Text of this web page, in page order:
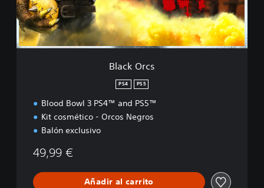
c
s
Black Orcs
PS4 PS5
Blood Bowl 3 PS4™ and PS5™
Kit cosmético - Orcos Negros
Balón exclusivo
49,99 €
Añadir al carrito